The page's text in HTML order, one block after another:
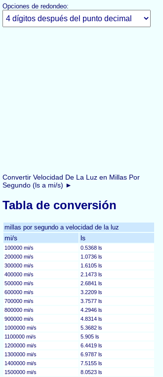
Opciones de redondeo:
Convertir Velocidad De La Luz en Millas Por
Segundo (ls a mi/s) ►
Tabla de conversión
millas por segundo a velocidad de la luz
mi/s ls
100000 mi/s
0.5368 ls
200000 mi/s
1.0736 ls
300000 mi/s
1.6105 ls
400000 mi/s
2.1473 ls
500000 mi/s
2.6841 ls
600000 mi/s
3.2209 ls
700000 mi/s
3.7577 ls
800000 mi/s
4.2946 ls
900000 mi/s
4.8314 ls
1000000 mi/s
5.3682 ls
1100000 mi/s
5.905 ls
1200000 mi/s
6.4419 ls
1300000 mi/s
6.9787 ls
1400000 mi/s
7.5155 ls
1500000 mi/s
8.0523 ls